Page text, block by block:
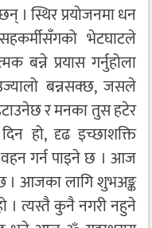
। स्थिर प्रयोजनमा धन
भेटघाटले
बन्ने प्रयास गर्नुहोला
बन्नसक्छ, जसले
र मनका तुस हटेर
हो, दृढ इच्छाशक्ति
वहन गर्न पाइने छ । आज
। आजका लागि शुभअङ्क
। त्यस्तै कुनै नगरी नहुने